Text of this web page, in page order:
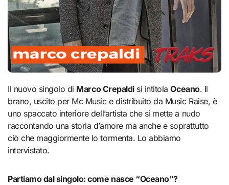
Il nuovo singolo di Marco Crepaldisi intitolaOceano. Il
brano, uscito per Mc Music e distribuito da Music Raise, è
uno spaccato interiore dell’artista che si mette a nudo
raccontando una storia d’amore ma anche e soprattutto
ciò che maggiormente lo tormenta. Lo abbiamo
intervistato.
Partiamo dal singolo: come nasce “Oceano”?